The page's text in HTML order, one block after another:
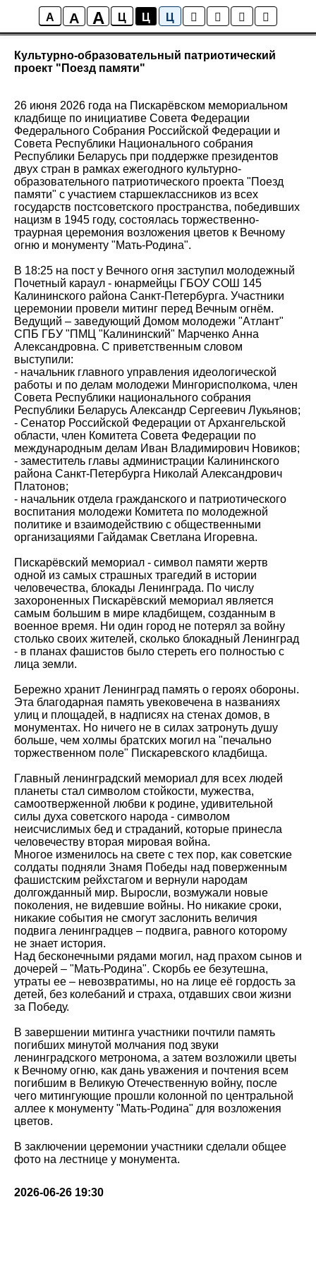
A A A Ц Ц Ц
Новости
Культурно-образовательный патриотический
проект "Поезд памяти"
26 июня 2026 года на Пискарёвском мемориальном
кладбище по инициативе Совета Федерации
Федерального Собрания Российской Федерации и
Совета Республики Национального собрания
Республики Беларусь при поддержке президентов
двух стран в рамках ежегодного культурно-
образовательного патриотического проекта "Поезд
памяти" с участием старшеклассников из всех
государств постсоветского пространства, победивших
нацизм в 1945 году, состоялась торжественно-
траурная церемония возложения цветов к Вечному
огню и монументу "Мать-Родина".
В 18:25 на пост у Вечного огня заступил молодежный
Почетный караул - юнармейцы ГБОУ СОШ 145
Калининского района Санкт-Петербурга. Участники
церемонии провели митинг перед Вечным огнём.
Ведущий – заведующий Домом молодежи "Атлант"
СПБ ГБУ "ПМЦ "Калининский" Марченко Анна
Александровна. С приветственным словом
выступили:
- начальник главного управления идеологической
работы и по делам молодежи Мингорисполкома, член
Совета Республики национального собрания
Республики Беларусь Александр Сергеевич Лукьянов;
- Сенатор Российской Федерации от Архангельской
области, член Комитета Совета Федерации по
международным делам Иван Владимирович Новиков;
- заместитель главы администрации Калининского
района Санкт-Петербурга Николай Александрович
Платонов;
- начальник отдела гражданского и патриотического
воспитания молодежи Комитета по молодежной
политике и взаимодействию с общественными
организациями Гайдамак Светлана Игоревна.
Пискарёвский мемориал - символ памяти жертв
одной из самых страшных трагедий в истории
человечества, блокады Ленинграда. По числу
захороненных Пискарёвский мемориал является
самым большим в мире кладбищем, созданным в
военное время. Ни один город не потерял за войну
столько своих жителей, сколько блокадный Ленинград
- в планах фашистов было стереть его полностью с
лица земли.
Бережно хранит Ленинград память о героях обороны.
Эта благодарная память увековечена в названиях
улиц и площадей, в надписях на стенах домов, в
монументах. Но ничего не в силах затронуть душу
больше, чем холмы братских могил на "печально
торжественном поле" Пискаревского кладбища.
Главный ленинградский мемориал для всех людей
планеты стал символом стойкости, мужества,
самоотверженной любви к родине, удивительной
силы духа советского народа - символом
неисчислимых бед и страданий, которые принесла
человечеству вторая мировая война.
Многое изменилось на свете с тех пор, как советские
солдаты подняли Знамя Победы над поверженным
фашистским рейхстагом и вернули народам
долгожданный мир. Выросли, возмужали новые
поколения, не видевшие войны. Но никакие сроки,
никакие события не смогут заслонить величия
подвига ленинградцев – подвига, равного которому
не знает история.
Над бесконечными рядами могил, над прахом сынов и
дочерей – "Мать-Родина". Скорбь ее безутешна,
утраты ее – невозвратимы, но на лице её гордость за
детей, без колебаний и страха, отдавших свои жизни
за Победу.
В завершении митинга участники почтили память
погибших минутой молчания под звуки
ленинградского метронома, а затем возложили цветы
к Вечному огню, как дань уважения и почтения всем
погибшим в Великую Отечественную войну, после
чего митингующие прошли колонной по центральной
аллее к монументу "Мать-Родина" для возложения
цветов.
В заключении церемонии участники сделали общее
фото на лестнице у монумента.
2026-06-26 19:30